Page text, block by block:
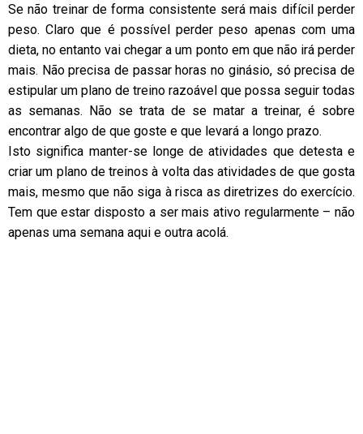
Se não treinar de forma consistente será mais difícil perder
peso. Claro que é possível perder peso apenas com uma
dieta, no entanto vai chegar a um ponto em que não irá perder
mais. Não precisa de passar horas no ginásio, só precisa de
estipular um plano de treino razoável que possa seguir todas
as semanas. Não se trata de se matar a treinar, é sobre
encontrar algo de que goste e que levará a longo prazo.
Isto significa manter-se longe de atividades que detesta e
criar um plano de treinos à volta das atividades de que gosta
mais, mesmo que não siga à risca as diretrizes do exercício.
Tem que estar disposto a ser mais ativo regularmente – não
apenas uma semana aqui e outra acolá.